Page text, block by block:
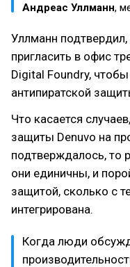
Андреас Уллманн,
Уллманн подтвердил,
пригласить в офис
Digital Foundry,
антипиратской
Что касается
защиты Denuvo на
подтверждалось, то
они единичны, и
защитой, сколько с
интегрирована.
Когда люди